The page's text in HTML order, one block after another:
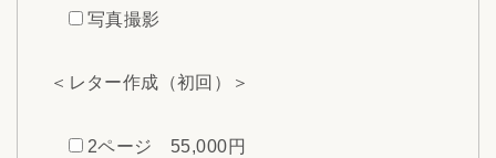
写真撮影
＜レター作成（初回）＞
2ページ 55,000円